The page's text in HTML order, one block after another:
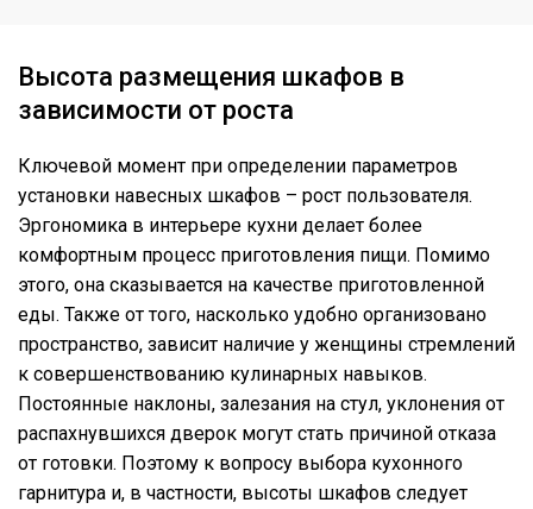
Высота размещения шкафов в
зависимости от роста
Ключевой момент при определении параметров
установки навесных шкафов – рост пользователя.
Эргономика в интерьере кухни делает более
комфортным процесс приготовления пищи. Помимо
этого, она сказывается на качестве приготовленной
еды. Также от того, насколько удобно организовано
пространство, зависит наличие у женщины стремлений
к совершенствованию кулинарных навыков.
Постоянные наклоны, залезания на стул, уклонения от
распахнувшихся дверок могут стать причиной отказа
от готовки. Поэтому к вопросу выбора кухонного
гарнитура и, в частности, высоты шкафов следует